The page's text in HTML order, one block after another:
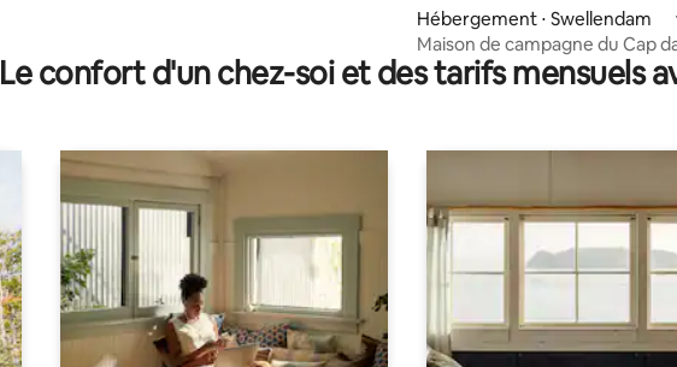
Hébergement ⋅ Swellendam
Maison de campagne du Cap
quartier du patrimoine
Le confort d'un chez-soi et des tarifs mensuels